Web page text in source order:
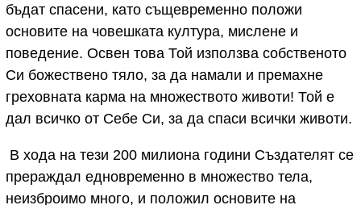
бъдат спасени, като същевременно положи
основите на човешката култура, мислене и
поведение. Освен това Той използва собственото
Си божествено тяло, за да намали и премахне
греховната карма на множеството животи! Той е
дал всичко от Себе Си, за да спаси всички животи.
В хода на тези 200 милиона години Създателят се
прераждал едновременно в множество тела,
неизброимо много, и положил основите на